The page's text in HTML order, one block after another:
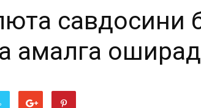
савдосини
амалга